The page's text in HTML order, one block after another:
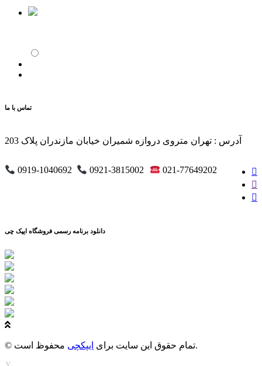
تماس با ما
آدرس : تهران متروی دروازه شمیران خیابان مازندران پلاک 203
0919-1040692 0921-3815002 021-77649202
دانلود برنامه رسمی فروشگاه ایپک چی
© تمام حقوق این سایت برای ایپکچی
محفوظ است.